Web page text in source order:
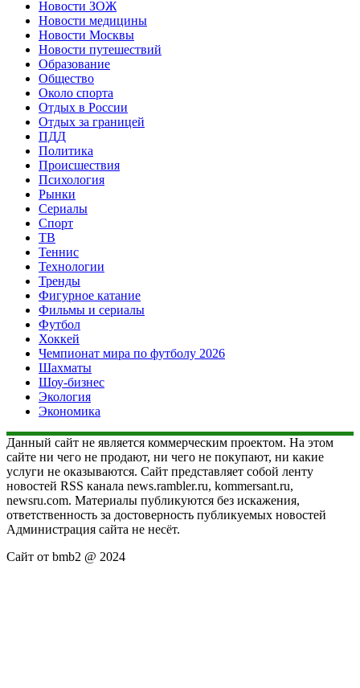
Новости ЗОЖ
Новости медицины
Новости Москвы
Новости путешествий
Образование
Общество
Около спорта
Отдых в России
Отдых за границей
ПДД
Политика
Происшествия
Психология
Рынки
Сериалы
Спорт
ТВ
Теннис
Технологии
Тренды
Фигурное катание
Фильмы и сериалы
Футбол
Хоккей
Чемпионат мира по футболу 2026
Шахматы
Шоу-бизнес
Экология
Экономика
Данный сайт не является коммерческим проектом. На этом
сайте ни чего не продают, ни чего не покупают, ни какие
услуги не оказываются. Сайт представляет собой ленту
новостей RSS канала news.rambler.ru, kommersant.ru,
newsru.com. Материалы публикуются без искажения,
ответственность за достоверность публикуемых новостей
Администрация сайта не несёт.
Сайт от bmb2 @ 2024